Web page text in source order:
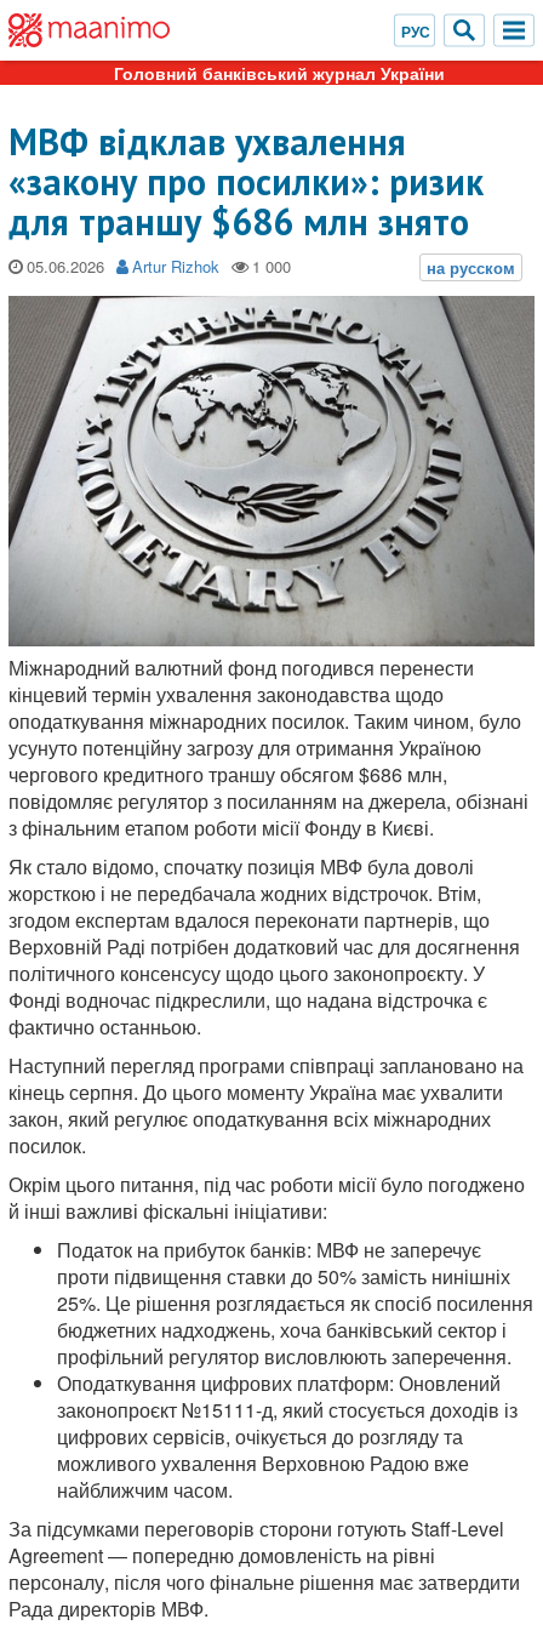
Головний банківський журнал України
МВФ відклав ухвалення
«закону про посилки»: ризик
для траншу $686 млн знято
05.06.2026 Artur Rizhok
Міжнародний валютний фонд погодився перенести
кінцевий термін ухвалення законодавства щодо
оподаткування міжнародних посилок. Таким чином, було
усунуто потенційну загрозу для отримання Україною
чергового кредитного траншу обсягом $686 млн,
повідомляє регулятор з посиланням на джерела, обізнані
з фінальним етапом роботи місії Фонду в Києві.
Як стало відомо, спочатку позиція МВФ була доволі
жорсткою і не передбачала жодних відстрочок. Втім,
згодом експертам вдалося переконати партнерів, що
Верховній Раді потрібен додатковий час для досягнення
політичного консенсусу щодо цього законопроєкту. У
Фонді водночас підкреслили, що надана відстрочка є
фактично останньою.
Наступний перегляд програми співпраці заплановано на
кінець серпня. До цього моменту Україна має ухвалити
закон, який регулює оподаткування всіх міжнародних
посилок.
Окрім цього питання, під час роботи місії було погоджено
й інші важливі фіскальні ініціативи:
Податок на прибуток банків: МВФ не заперечує
проти підвищення ставки до 50% замість нинішніх
25%. Це рішення розглядається як спосіб посилення
бюджетних надходжень, хоча банківський сектор і
профільний регулятор висловлюють заперечення.
Оподаткування цифрових платформ: Оновлений
законопроєкт №15111-д, який стосується доходів із
цифрових сервісів, очікується до розгляду та
можливого ухвалення Верховною Радою вже
найближчим часом.
За підсумками переговорів сторони готують Staff-Level
Agreement — попередню домовленість на рівні
персоналу, після чого фінальне рішення має затвердити
Рада директорів МВФ.